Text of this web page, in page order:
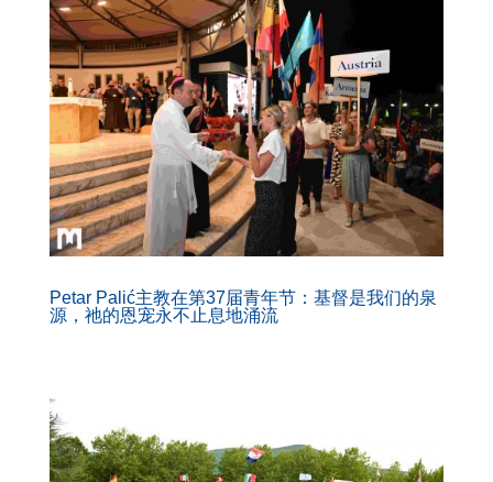
Petar Palić主教在第37届青年节：基督是我们的泉
源，祂的恩宠永不止息地涌流